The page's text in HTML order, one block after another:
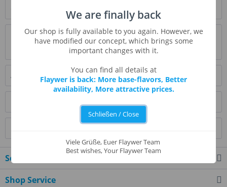
Güte. Dieses sanft hergestellte Aroma...
mehr
Bewertungen
0
Bewertungen lesen, schreiben und diskutieren...
Ähnliche Artikel
Service Hotline
Shop Service
We are finally back
Our shop is fully available to you again. However, we
have modified our concept, which brings some
important changes with it.
You can find all details at
Flaywer is back: More base-flavors, Better
availability, More attractive prices.
Schließen / Close
Viele Grüße, Euer Flaywer Team
Best wishes, Your Flaywer Team